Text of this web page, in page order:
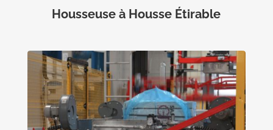
Housseuse à Housse Étirable